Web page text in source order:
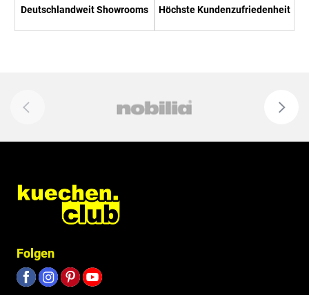
Deutschlandweit Showrooms Höchste Kundenzufriedenheit
Folgen